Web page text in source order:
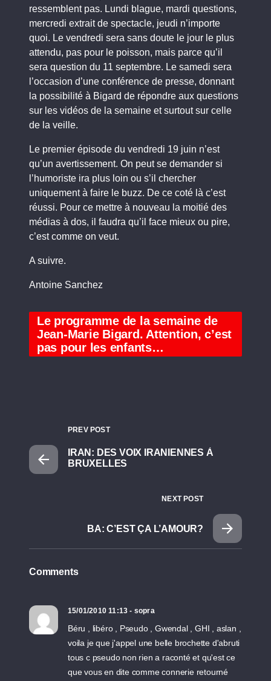
ressemblent pas. Lundi blague, mardi questions,
mercredi extrait de spectacle, jeudi n’importe
quoi. Le vendredi sera sans doute le jour le plus
attendu, pas pour le poisson, mais parce qu’il
sera question du 11 septembre. Le samedi sera
l’occasion d’une conférence de presse, donnant
la possibilité à Bigard de répondre aux questions
sur les vidéos de la semaine et surtout sur celle
de la veille.
Le premier épisode du vendredi 19 juin n’est
qu’un avertissement. On peut se demander si
l’humoriste ira plus loin ou s’il chercher
uniquement à faire le buzz. De ce coté là c’est
réussi. Pour ce mettre à nouveau la moitié des
médias à dos, il faudra qu’il face mieux ou pire,
c’est comme on veut.
A suivre.
Antoine Sanchez
Le programme de la semaine de
Jean-Marie Bigard. Attention, c’est
pas pour les enfants…
PREV POST
IRAN: DES VOIX IRANIENNES À
BRUXELLES
NEXT POST
BA: C’EST ÇA L’AMOUR?
Comments
15/01/2010 11:13 - sopra
Béru , libéro , Pseudo , Gwendal , GHI , aslan ,
voila je que j'appel une belle brochette d'abruti
tous c pseudo non rien a raconté et qu'est ce
que vous en dite comme connerie retourné